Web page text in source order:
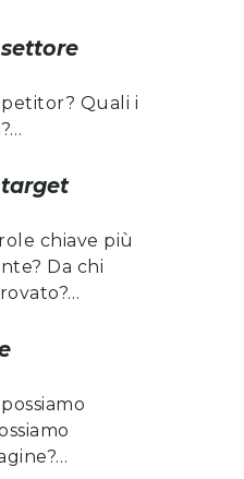
Quali i
chiave più
Da chi